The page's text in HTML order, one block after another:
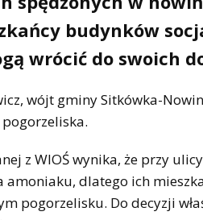
budynków
wrócić do swoich
wójt gminy Sitkówka-
z WIOŚ wynika, że przy
amoniaku, dlatego ich
pogorzelisku. Do decyzji